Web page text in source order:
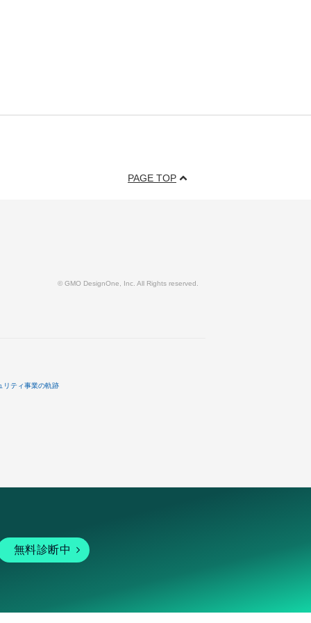
PAGE TOP
© GMO DesignOne, Inc. All Rights reserved.
リティ事業の軌跡
無料診断中